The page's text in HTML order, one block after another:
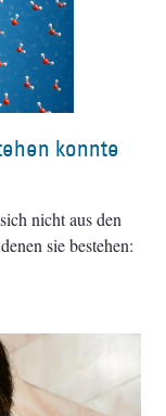
konnte
nicht aus den
sie bestehen: